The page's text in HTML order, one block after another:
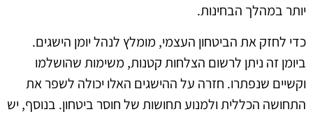
יותר במהלך הבחינות.
כדי לחזק את הביטחון העצמי, מומלץ לנהל יומן הישגים.
ביומן זה ניתן לרשום הצלחות קטנות, משימות שהושלמו
וקשיים שנפתרו. חזרה על ההישגים האלו יכולה לשפר את
התחושה הכללית ולמנוע תחושות של חוסר ביטחון. בנוסף, יש